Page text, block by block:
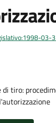
03-
tiro: